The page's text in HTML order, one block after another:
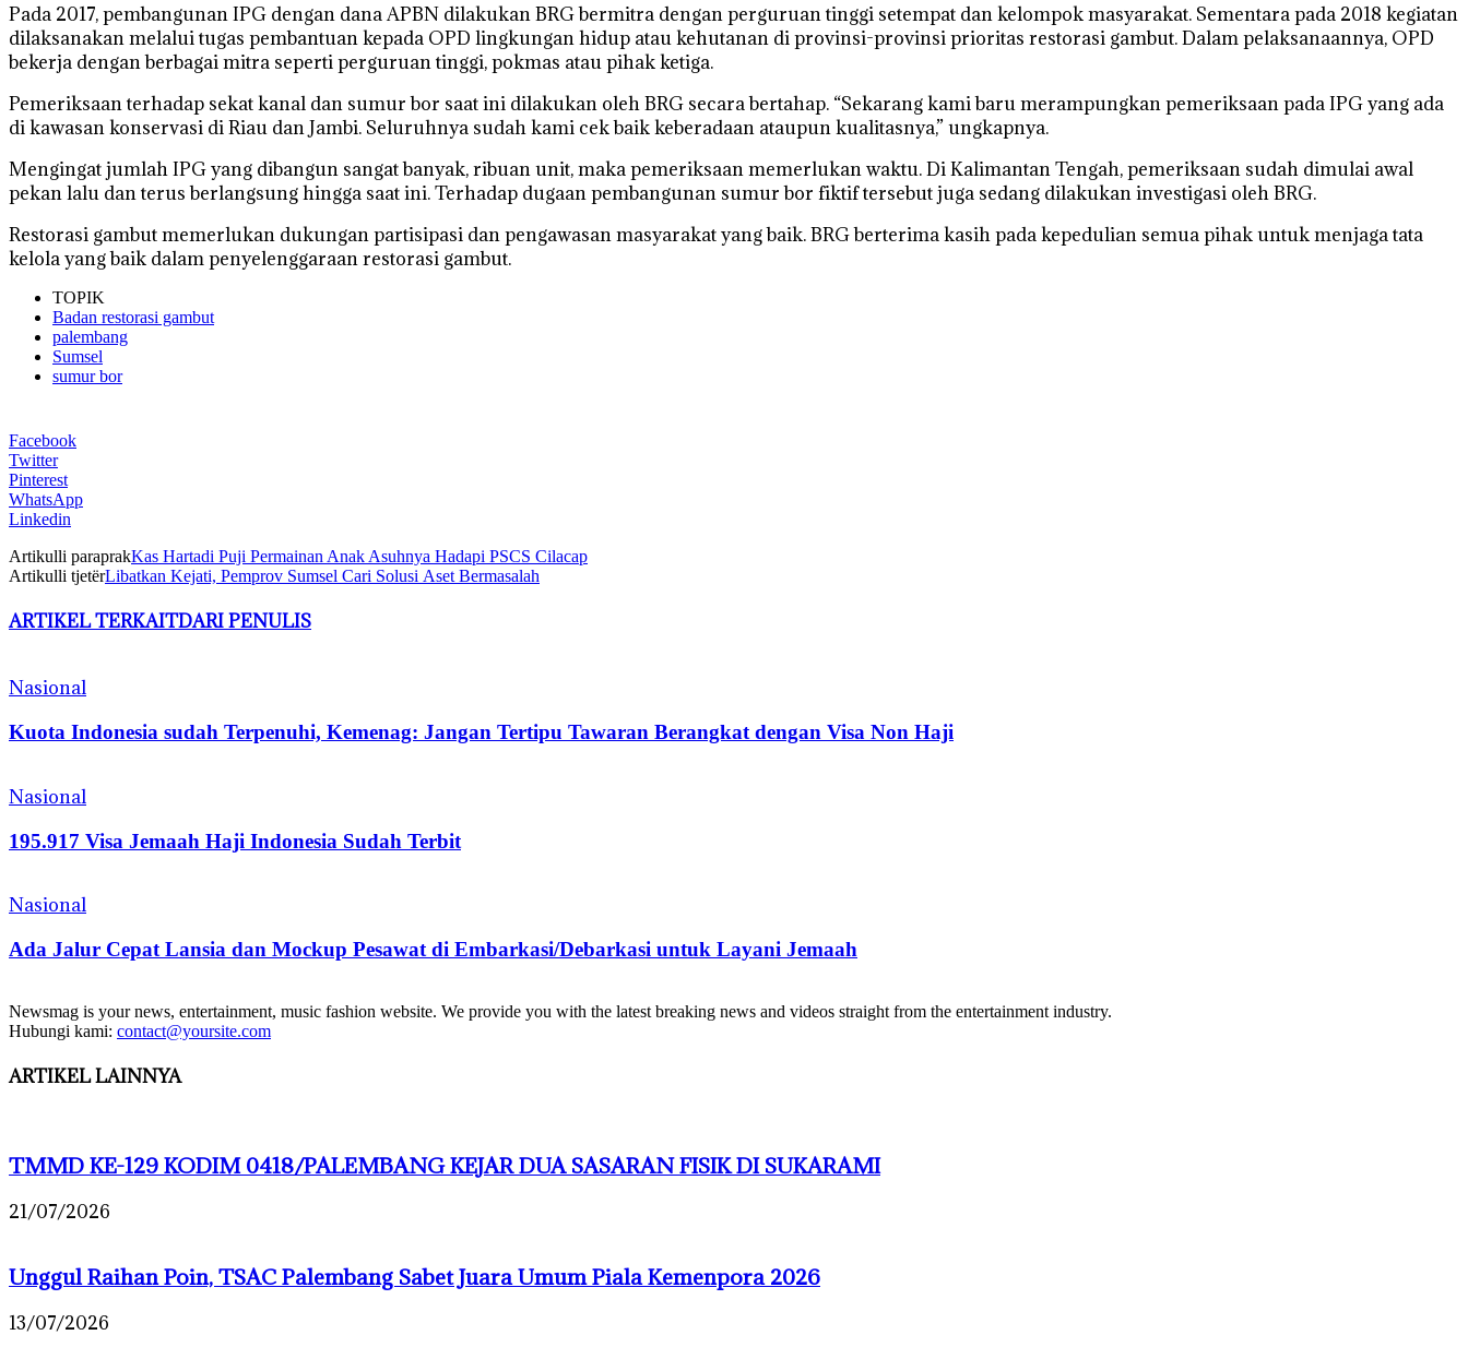
Pada 2017, pembangunan IPG dengan dana APBN dilakukan BRG bermitra dengan perguruan tinggi setempat dan kelompok masyarakat. Sementara pada 2018 kegiatan
dilaksanakan melalui tugas pembantuan kepada OPD lingkungan hidup atau kehutanan di provinsi-provinsi prioritas restorasi gambut. Dalam pelaksanaannya, OPD
bekerja dengan berbagai mitra seperti perguruan tinggi, pokmas atau pihak ketiga.
Pemeriksaan terhadap sekat kanal dan sumur bor saat ini dilakukan oleh BRG secara bertahap. “Sekarang kami baru merampungkan pemeriksaan pada IPG yang ada
di kawasan konservasi di Riau dan Jambi. Seluruhnya sudah kami cek baik keberadaan ataupun kualitasnya,” ungkapnya.
Mengingat jumlah IPG yang dibangun sangat banyak, ribuan unit, maka pemeriksaan memerlukan waktu. Di Kalimantan Tengah, pemeriksaan sudah dimulai awal
pekan lalu dan terus berlangsung hingga saat ini. Terhadap dugaan pembangunan sumur bor fiktif tersebut juga sedang dilakukan investigasi oleh BRG.
Restorasi gambut memerlukan dukungan partisipasi dan pengawasan masyarakat yang baik. BRG berterima kasih pada kepedulian semua pihak untuk menjaga tata
kelola yang baik dalam penyelenggaraan restorasi gambut.
TOPIK
Badan restorasi gambut
palembang
Sumsel
sumur bor
Facebook
Twitter
Pinterest
WhatsApp
Linkedin
Artikulli paraprakKas Hartadi Puji Permainan Anak Asuhnya Hadapi PSCS Cilacap
Artikulli tjetërLibatkan Kejati, Pemprov Sumsel Cari Solusi Aset Bermasalah
ARTIKEL TERKAITDARI PENULIS
Nasional
Kuota Indonesia sudah Terpenuhi, Kemenag: Jangan Tertipu Tawaran Berangkat dengan Visa Non Haji
Nasional
195.917 Visa Jemaah Haji Indonesia Sudah Terbit
Nasional
Ada Jalur Cepat Lansia dan Mockup Pesawat di Embarkasi/Debarkasi untuk Layani Jemaah
Newsmag is your news, entertainment, music fashion website. We provide you with the latest breaking news and videos straight from the entertainment industry.
Hubungi kami: contact@yoursite.com
ARTIKEL LAINNYA
TMMD KE-129 KODIM 0418/PALEMBANG KEJAR DUA SASARAN FISIK DI SUKARAMI
21/07/2026
Unggul Raihan Poin, TSAC Palembang Sabet Juara Umum Piala Kemenpora 2026
13/07/2026